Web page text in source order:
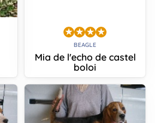
BEAGLE
Mia de l'echo de castel
boloi